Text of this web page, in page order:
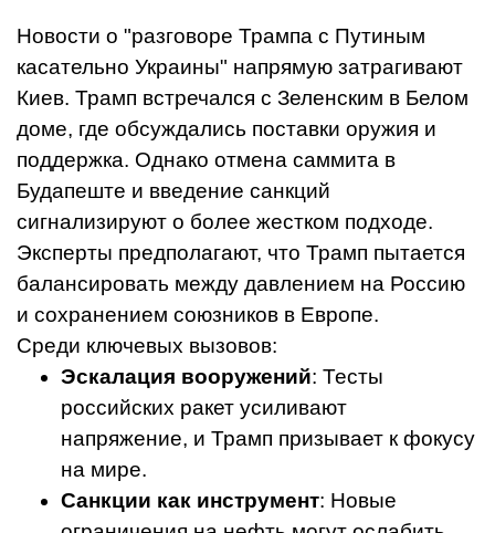
Новости о "разговоре Трампа с Путиным
касательно Украины" напрямую затрагивают
Киев. Трамп встречался с Зеленским в Белом
доме, где обсуждались поставки оружия и
поддержка. Однако отмена саммита в
Будапеште и введение санкций
сигнализируют о более жестком подходе.
Эксперты предполагают, что Трамп пытается
балансировать между давлением на Россию
и сохранением союзников в Европе.
Среди ключевых вызовов:
Эскалация вооружений: Тесты
российских ракет усиливают
напряжение, и Трамп призывает к фокусу
на мире.
Санкции как инструмент: Новые